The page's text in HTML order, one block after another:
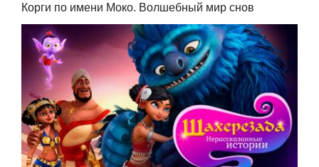
Корги по имени Моко. Волшебный мир снов